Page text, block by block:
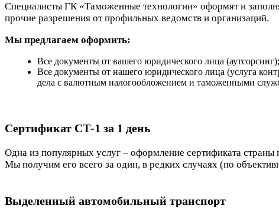
Специалисты ГК «Таможенные технологии» оформят и
прочие разрешения от профильных ведомств и организаций.
Мы предлагаем оформить:
Все документы от вашего юридического лица (аутсорсинг);
Все документы от нашего юридического лица (услуга
дела с валютным налогообложением и таможенными
Сертификат СТ-1 за 1 день
Одна из популярных услуг – оформление сертификата страны
Мы получим его всего за один, в редких случаях (по
Выделенный автомобильный транспорт